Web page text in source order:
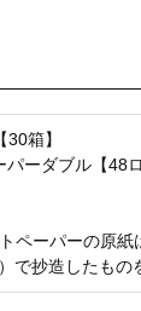
箱】
ーダブル【48
ペーパーの原紙
で抄造したもの